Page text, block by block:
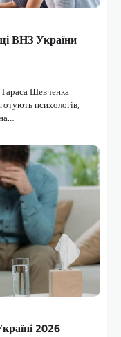
ВНЗ України
Тараса Шевченка
психологів,
2026